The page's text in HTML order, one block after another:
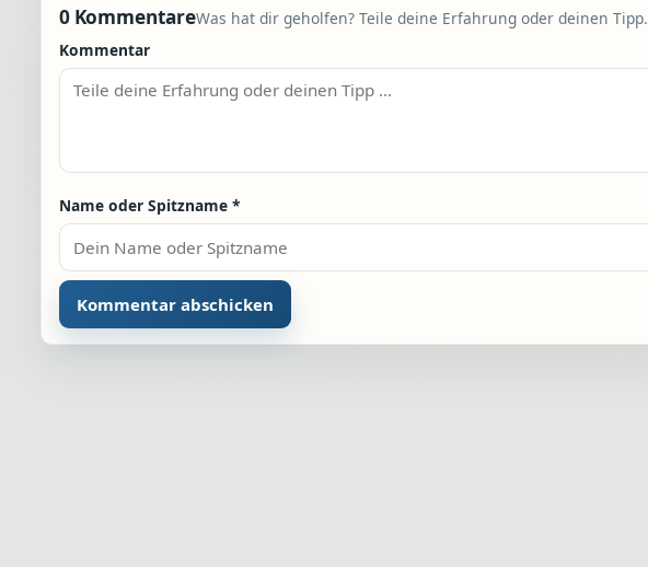
0 KommentareWas hat dir geholfen? Teile deine Erfahrung oder deinen Tipp.
Kommentar
Name oder Spitzname *